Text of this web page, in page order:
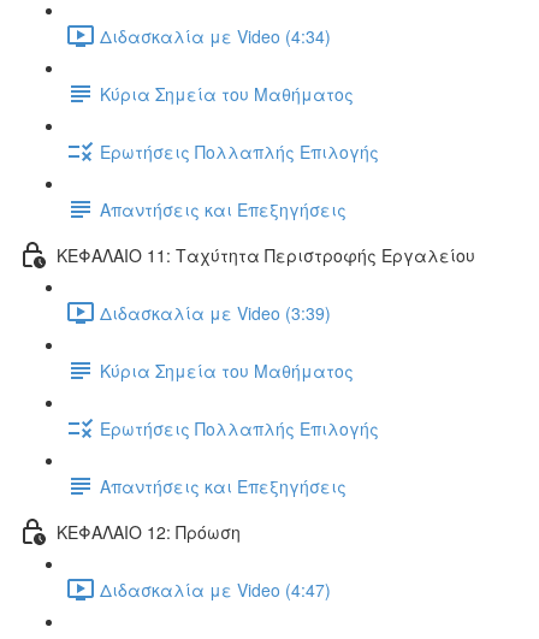
Διδασκαλία με Video (4:34)
Κύρια Σημεία του Μαθήματος
Ερωτήσεις Πολλαπλής Επιλογής
Απαντήσεις και Επεξηγήσεις
ΚΕΦΑΛΑΙΟ 11: Ταχύτητα Περιστροφής Εργαλείου
Διδασκαλία με Video (3:39)
Κύρια Σημεία του Μαθήματος
Ερωτήσεις Πολλαπλής Επιλογής
Απαντήσεις και Επεξηγήσεις
ΚΕΦΑΛΑΙΟ 12: Πρόωση
Διδασκαλία με Video (4:47)